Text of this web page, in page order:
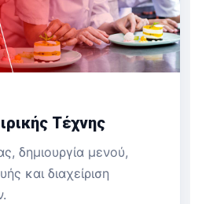
Τέχνης
δημιουργία μενού,
και διαχείριση